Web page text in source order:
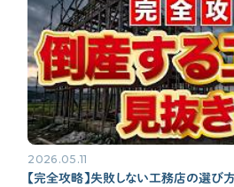
2026.05.11
【完全攻略】失敗しない工務店の選び